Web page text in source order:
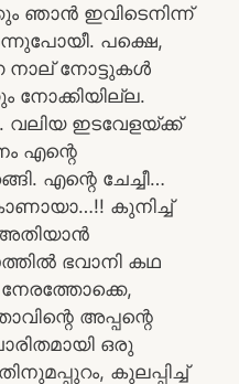
ഞാൻ ഇവിടെനിന്ന്
പക്ഷെ,
നാല് നോട്ടുകൾ
നോക്കിയില്ല.
ഇടവേളയ്ക്ക്
എന്റെ
എന്റെ ചേച്ചീ…
കുനിച്ച്
ഭവാനി കഥ
അപ്പന്റെ
ഒരു
കുലപ്പിച്ച്